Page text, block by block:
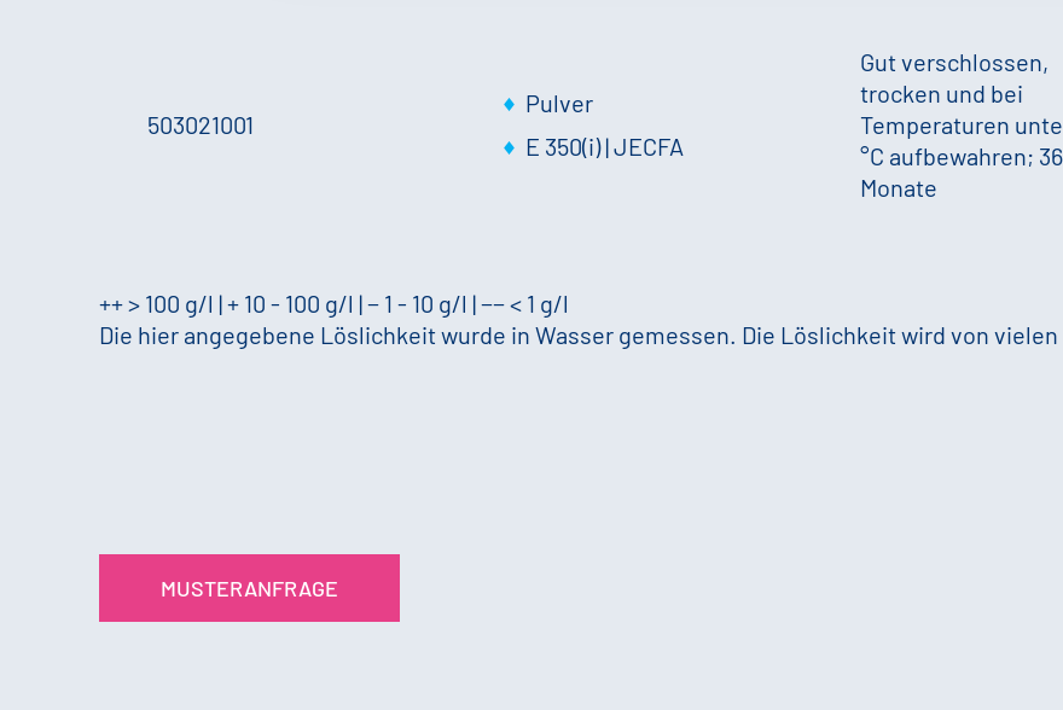
503021001
Pulver
E 350(i) | JECFA
Gut verschlossen,
trocken und bei
Temperaturen
°C aufbewahren; 36
Monate
++ > 100 g/l | + 10 - 100 g/l | − 1 - 10 g/l | −− < 1 g/l
Die hier angegebene Löslichkeit wurde in Wasser gemessen. Die Löslichkeit wird von
MUSTERANFRAGE